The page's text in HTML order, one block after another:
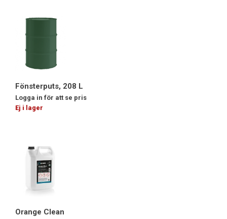
Fönsterputs, 208 L
Logga in för att se pris
Ej i lager
Orange Clean